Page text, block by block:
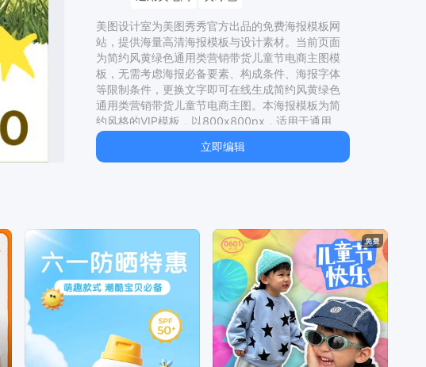
美图设计室为美图秀秀官方出品的免费海报模板网
站，提供海量高清海报模板与设计素材。当前页面
为简约风黄绿色通用类营销带货儿童节电商主图模
板，无需考虑海报必备要素、构成条件、海报字体
等限制条件，更换文字即可在线生成简约风黄绿色
通用类营销带货儿童节电商主图。本海报模板为简
约风格的VIP模板，以800x800px，适用于通用
营销带货
报、节日海报、电影海报、宣传海报等多种类型的
手抄报图片、儿童节属于我国传统节日吗、儿童节
儿童节营销策划方案、儿童节营
销活动策划方案、儿童节营销活动主题、 儿童节营
销文案、儿童节营销策略、儿童节营销主题名称、
儿童节营销口号、
61儿童节营销活动文本、儿童节
儿童节营销主题、电商营销策略、电商
营销的策略与方法、
电商营销是什么意思、电商营
销中心项目电商客户揽投部、电商营销是干嘛的、
电商营销工具、 电商营销中、电商营销模式、电商
立即编辑